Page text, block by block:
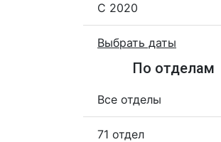
С 2020
Выбрать даты
По отделам
Все отделы
71 отдел